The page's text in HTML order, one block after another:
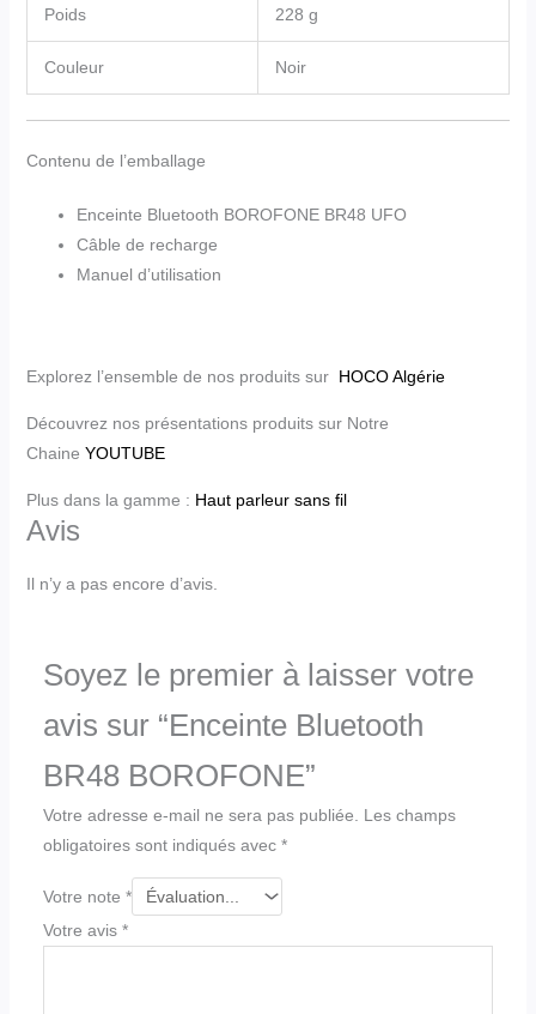
Poids 228 g
Couleur Noir
Contenu de l’emballage
Enceinte Bluetooth BOROFONE BR48 UFO
Câble de recharge
Manuel d’utilisation
Explorez l’ensemble de nos produits sur HOCO Algérie
Découvrez nos présentations produits sur Notre
Chaine YOUTUBE
Plus dans la gamme : Haut parleur sans fil
Avis
Il n’y a pas encore d’avis.
Soyez le premier à laisser votre
avis sur “Enceinte Bluetooth
BR48 BOROFONE”
Votre adresse e-mail ne sera pas publiée.
Les champs
obligatoires sont indiqués avec *
Votre note *
Votre avis *